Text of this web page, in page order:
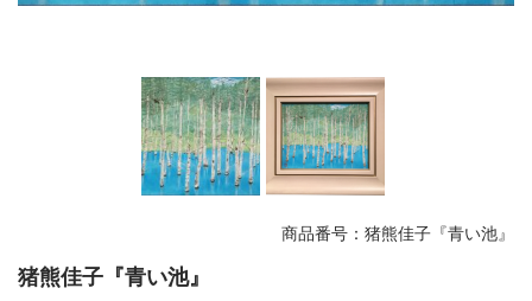
商品番号：猪熊佳子『青い池』
猪熊佳子『青い池』